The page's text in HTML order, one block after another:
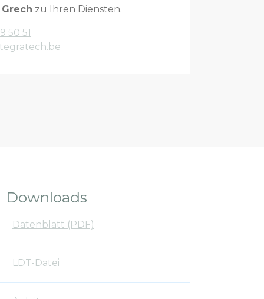
Grech zu Ihren Diensten.
50 51
Downloads
Datenblatt (PDF)
LDT-Datei